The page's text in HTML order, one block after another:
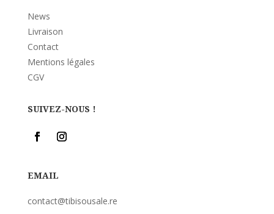
News
Livraison
Contact
Mentions légales
CGV
SUIVEZ-NOUS !
EMAIL
contact@tibisousale.re